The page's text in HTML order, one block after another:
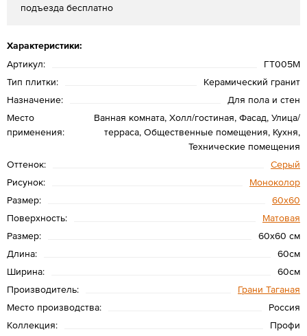
подъезда бесплатно
Характеристики:
Артикул:
ГT005М
Тип плитки:
Керамический гранит
Назначение:
Для пола и стен
Место
применения:
Ванная комната, Холл/гостиная, Фасад, Улица/
терраса, Общественные помещения, Кухня,
Технические помещения
Оттенок:
Серый
Рисунок:
Моноколор
Размер:
60х60
Поверхность:
Матовая
Размер:
60x60 см
Длина:
60см
Ширина:
60см
Производитель:
Грани Таганая
Место производства:
Россия
Коллекция:
Профи